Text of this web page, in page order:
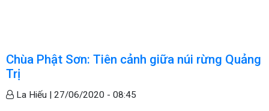
Chùa Phật Sơn: Tiên cảnh giữa núi rừng Quảng
Trị
La Hiếu | 27/06/2020 - 08:45